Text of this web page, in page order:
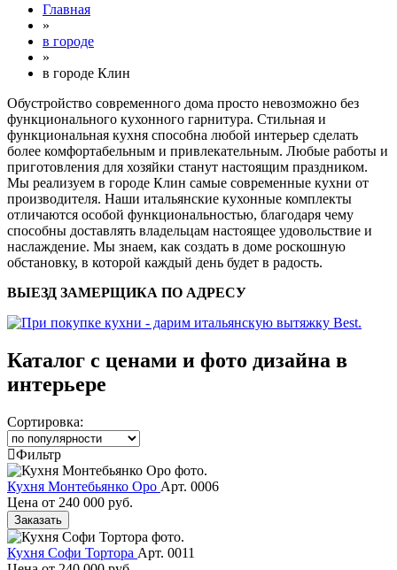
Главная
»
в городе
»
в городе Клин
Обустройство современного дома просто невозможно без
функционального кухонного гарнитура. Стильная и
функциональная кухня способна любой интерьер сделать
более комфортабельным и привлекательным. Любые работы и
приготовления для хозяйки станут настоящим праздником.
Мы реализуем в городе Клин самые современные кухни от
производителя. Наши итальянские кухонные комплекты
отличаются особой функциональностью, благодаря чему
способны доставлять владельцам настоящее удовольствие и
наслаждение. Мы знаем, как создать в доме роскошную
обстановку, в которой каждый день будет в радость.
ВЫЕЗД ЗАМЕРЩИКА ПО АДРЕСУ
Каталог с ценами и фото дизайна в
интерьере
Сортировка:
Фильтр
Кухня Монтебьянко Оро Арт. 0006
Цена от 240 000 руб.
Заказать
Кухня Софи Тортора Арт. 0011